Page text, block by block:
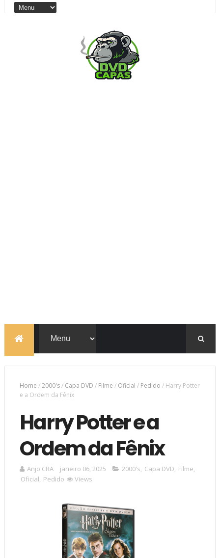
Home /2000's/ Capa DVD / Filme / Oficial / Pedido / Harry Potter
e a Ordem da Fênix
Harry Potter e a
Ordem da Fênix
Anjo CRA janeiro 06, 2025 2000's, Capa DVD, Filme,
Oficial, Pedido Views